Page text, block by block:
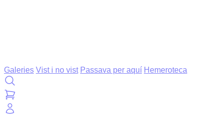
Galeries Vist i no vist Passava per aquí Hemeroteca